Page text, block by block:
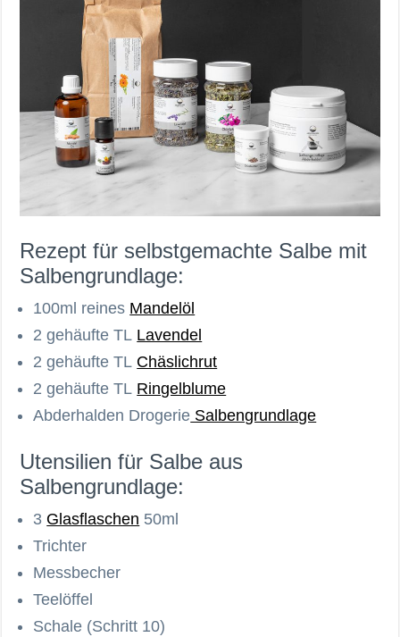
Rezept für selbstgemachte Salbe mit
Salbengrundlage:
100ml reines Mandelöl
2 gehäufte TL Lavendel
2 gehäufte TL Chäslichrut
2 gehäufte TL Ringelblume
Abderhalden Drogerie Salbengrundlage
Utensilien für Salbe aus
Salbengrundlage:
3 Glasflaschen 50ml
Trichter
Messbecher
Teelöffel
Schale (Schritt 10)